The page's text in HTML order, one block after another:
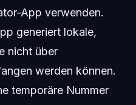
App verwenden.
generiert lokale,
nicht über
werden können.
temporäre Nummer